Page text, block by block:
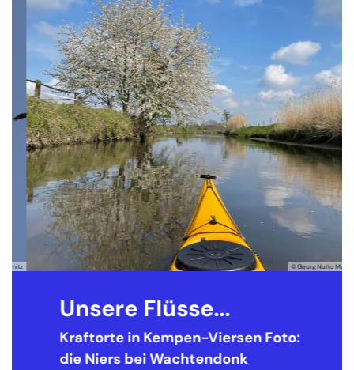
© Georg Nuño Mayer
Unsere Flüsse...
Kraftorte in Kempen-ViersenFoto:
die Niers bei Wachtendonk